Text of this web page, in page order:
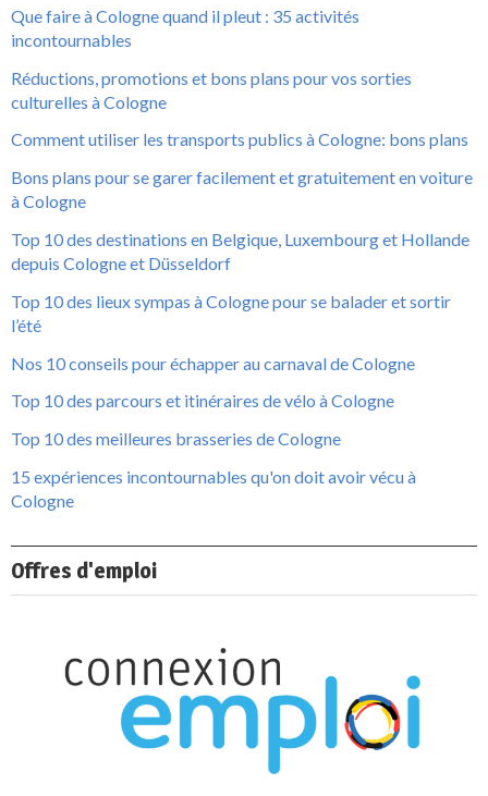
Que faire à Cologne quand il pleut : 35 activités
incontournables
Réductions, promotions et bons plans pour vos sorties
culturelles à Cologne
Comment utiliser les transports publics à Cologne: bons plans
Bons plans pour se garer facilement et gratuitement en voiture
à Cologne
Top 10 des destinations en Belgique, Luxembourg et Hollande
depuis Cologne et Düsseldorf
Top 10 des lieux sympas à Cologne pour se balader et sortir
l’été
Nos 10 conseils pour échapper au carnaval de Cologne
Top 10 des parcours et itinéraires de vélo à Cologne
Top 10 des meilleures brasseries de Cologne
15 expériences incontournables qu'on doit avoir vécu à
Cologne
Offres d'emploi